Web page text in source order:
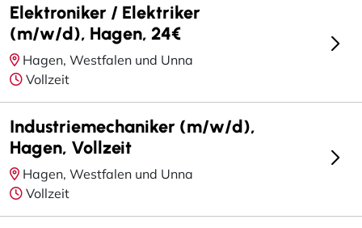
Elektroniker / Elektriker
(m/w/d), Hagen, 24€
Hagen, Westfalen und Unna
Vollzeit
Industriemechaniker (m/w/d),
Hagen, Vollzeit
Hagen, Westfalen und Unna
Vollzeit